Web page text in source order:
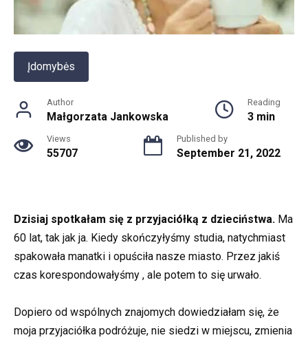
Įdomybės
Author
Małgorzata Jankowska
Reading
3 min
Views
55707
Published by
September 21, 2022
Dzisiaj spotkałam się z przyjaciółką z dzieciństwa. Ma
60 lat, tak jak ja. Kiedy skończyłyśmy studia, natychmiast
spakowała manatki i opuściła nasze miasto. Przez jakiś
czas korespondowałyśmy , ale potem to się urwało.
Dopiero od wspólnych znajomych dowiedziałam się, że
moja przyjaciółka podróżuje, nie siedzi w miejscu, zmienia